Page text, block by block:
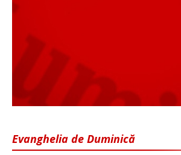
Evanghelia de Duminică